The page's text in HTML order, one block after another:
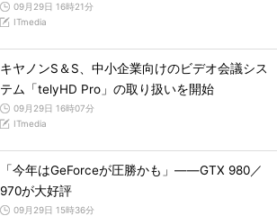
09月29日 16時21分
ITmedia
キヤノンS＆S、中小企業向けのビデオ会議シス
テム「telyHD Pro」の取り扱いを開始
09月29日 16時07分
ITmedia
「今年はGeForceが圧勝かも」――GTX 980／
970が大好評
09月29日 15時36分